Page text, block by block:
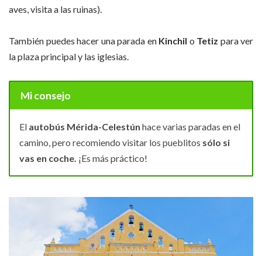
aves, visita a las ruinas).
También puedes hacer una parada enKinchil o Tetiz para ver
la plaza principal y las iglesias.
Mi consejo
El autobús Mérida-Celestún hace varias paradas en el
camino, pero recomiendo visitar los pueblitos sólo si
vas en coche. ¡Es más práctico!